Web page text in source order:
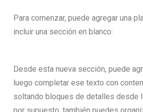
Para comenzar, puede agregar una
incluir una sección en blanco:
Desde esta nueva sección, puede
luego completar ese texto con
soltando bloques de detalles desde